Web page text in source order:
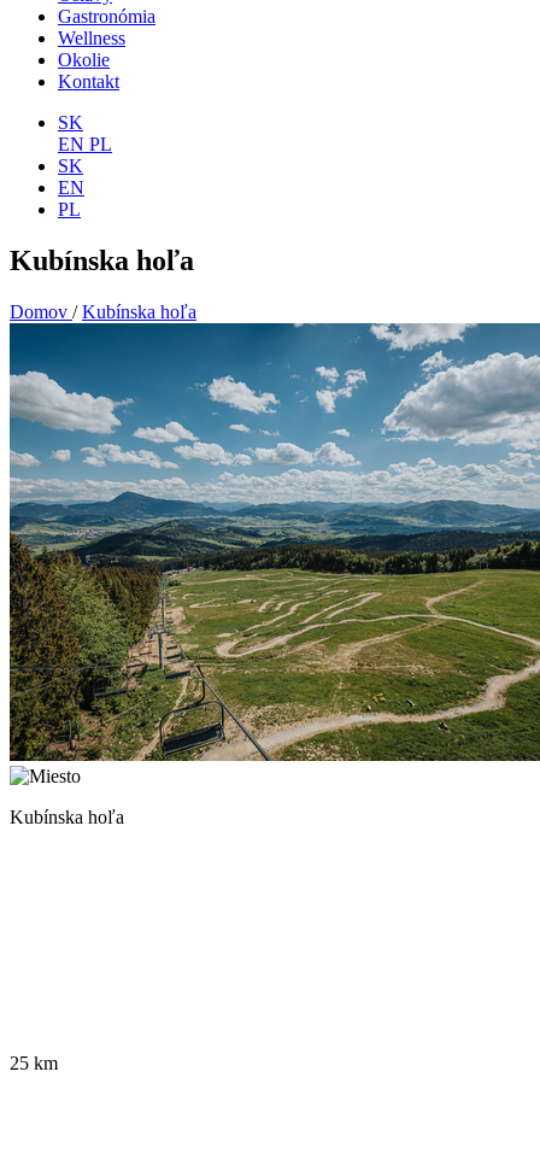
Gastronómia
Wellness
Okolie
Kontakt
SK
EN PL
SK
EN
PL
Kubínska hoľa
Domov /Kubínska hoľa
Kubínska hoľa
25 km